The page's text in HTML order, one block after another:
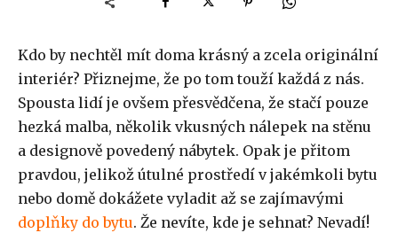
Kdo by nechtěl mít doma krásný a zcela originální
interiér? Přiznejme, že po tom touží každá z nás.
Spousta lidí je ovšem přesvědčena, že stačí pouze
hezká malba, několik vkusných nálepek na stěnu
a designově povedený nábytek. Opak je přitom
pravdou, jelikož útulné prostředí v jakémkoli bytu
nebo domě dokážete vyladit až se zajímavými
doplňky do bytu. Že nevíte, kde je sehnat? Nevadí!